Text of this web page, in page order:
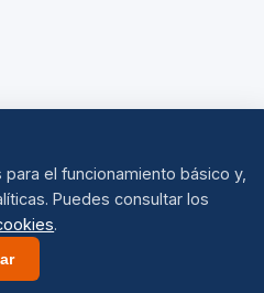
el funcionamiento básico y,
Puedes consultar los
.